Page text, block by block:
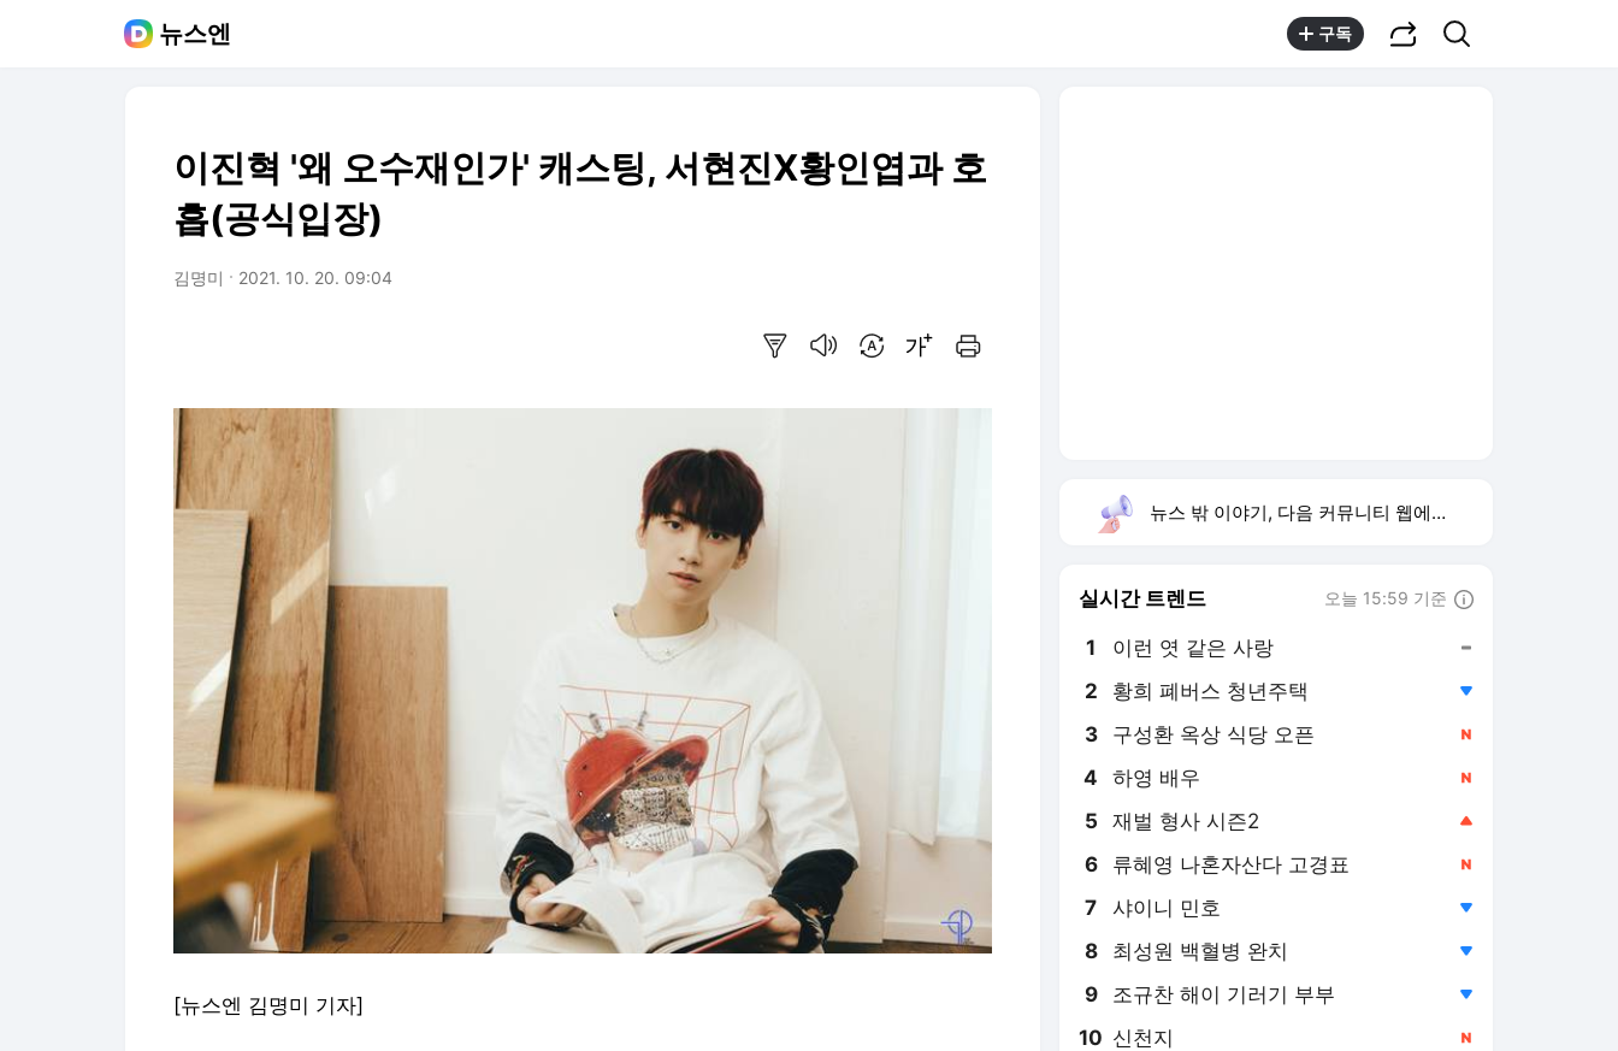
뉴스엔 구독
이진혁 '왜 오수재인가' 캐스팅, 서현진X황인엽과 호
흡(공식입장)
김명미 2021. 10. 20. 09:04
[뉴스엔 김명미 기자]
뉴스 밖 이야기, 다음 커뮤니티 웹에서 보기
실시간 트렌드 오늘 15:59 기준
1 이런 엿 같은 사랑
3 구성환 옥상 식당 오픈
4 하영 배우
5 재벌 형사 시즌2
6 류혜영 나혼자산다 고경표
7 샤이니 민호
8 최성원 백혈병 완치
9 조규찬 해이 기러기 부부
10 신천지